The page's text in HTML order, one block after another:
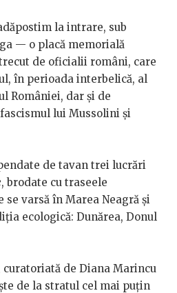
la intrare, sub
— o placă memorială
de oficialii români, care
în perioada interbelică, al
României, dar și de
lui Mussolini și
de tavan trei lucrări
, brodate cu traseele
varsă în Marea Neagră și
ecologică: Dunărea, Donul
de Diana Marincu
de la stratul cel mai puțin